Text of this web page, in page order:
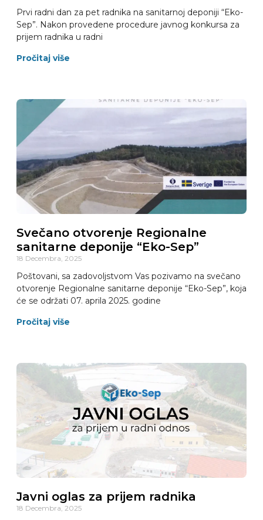
Prvi radni dan za pet radnika na sanitarnoj deponiji “Eko-
Sep”. Nakon provedene procedure javnog konkursa za
prijem radnika u radni
Pročitaj više
Svečano otvorenje Regionalne
sanitarne deponije “Eko-Sep”
18 Decembra, 2025
Poštovani, sa zadovoljstvom Vas pozivamo na svečano
otvorenje Regionalne sanitarne deponije “Eko-Sep”, koja
će se održati 07. aprila 2025. godine
Pročitaj više
Javni oglas za prijem radnika
18 Decembra, 2025